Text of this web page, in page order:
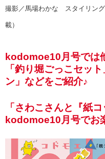
撮影／馬場わかな スタイリン
載）
kodomoe10月号では
「釣り堀ごっこセッ
ン」などをご紹介♪
「さわこさんと『紙
kodomoe10月号でお